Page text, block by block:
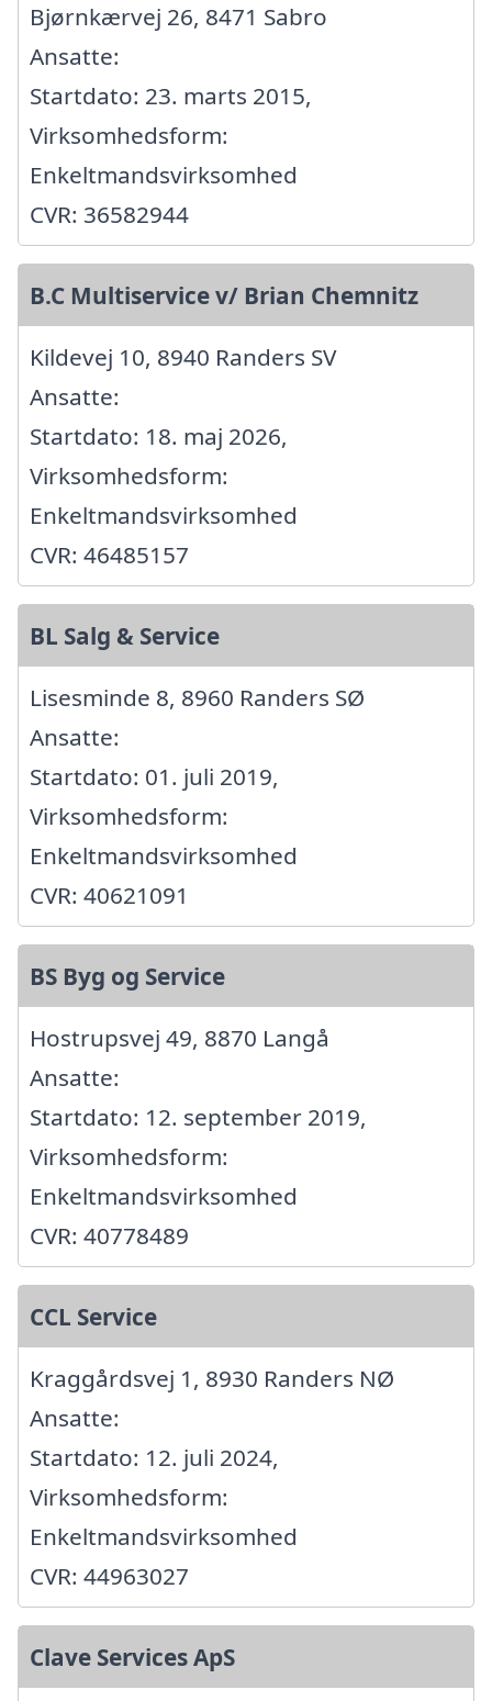
Bjørnkærvej 26, 8471 Sabro
Ansatte:
Startdato: 23. marts 2015,
Virksomhedsform:
Enkeltmandsvirksomhed
CVR: 36582944
B.C Multiservice v/ Brian Chemnitz
Kildevej 10, 8940 Randers SV
Ansatte:
Startdato: 18. maj 2026,
Virksomhedsform:
Enkeltmandsvirksomhed
CVR: 46485157
BL Salg & Service
Lisesminde 8, 8960 Randers SØ
Ansatte:
Startdato: 01. juli 2019,
Virksomhedsform:
Enkeltmandsvirksomhed
CVR: 40621091
BS Byg og Service
Hostrupsvej 49, 8870 Langå
Ansatte:
Startdato: 12. september 2019,
Virksomhedsform:
Enkeltmandsvirksomhed
CVR: 40778489
CCL Service
Kraggårdsvej 1, 8930 Randers NØ
Ansatte:
Startdato: 12. juli 2024,
Virksomhedsform:
Enkeltmandsvirksomhed
CVR: 44963027
Clave Services ApS